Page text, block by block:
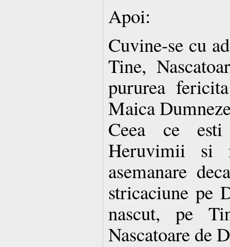
Apoi:
Cuvine-se cu
Tine,
pururea
Maica
Ceea ce
Heruvimii si
asemanare
stricaciune pe
nascut, pe
Nascatoare de